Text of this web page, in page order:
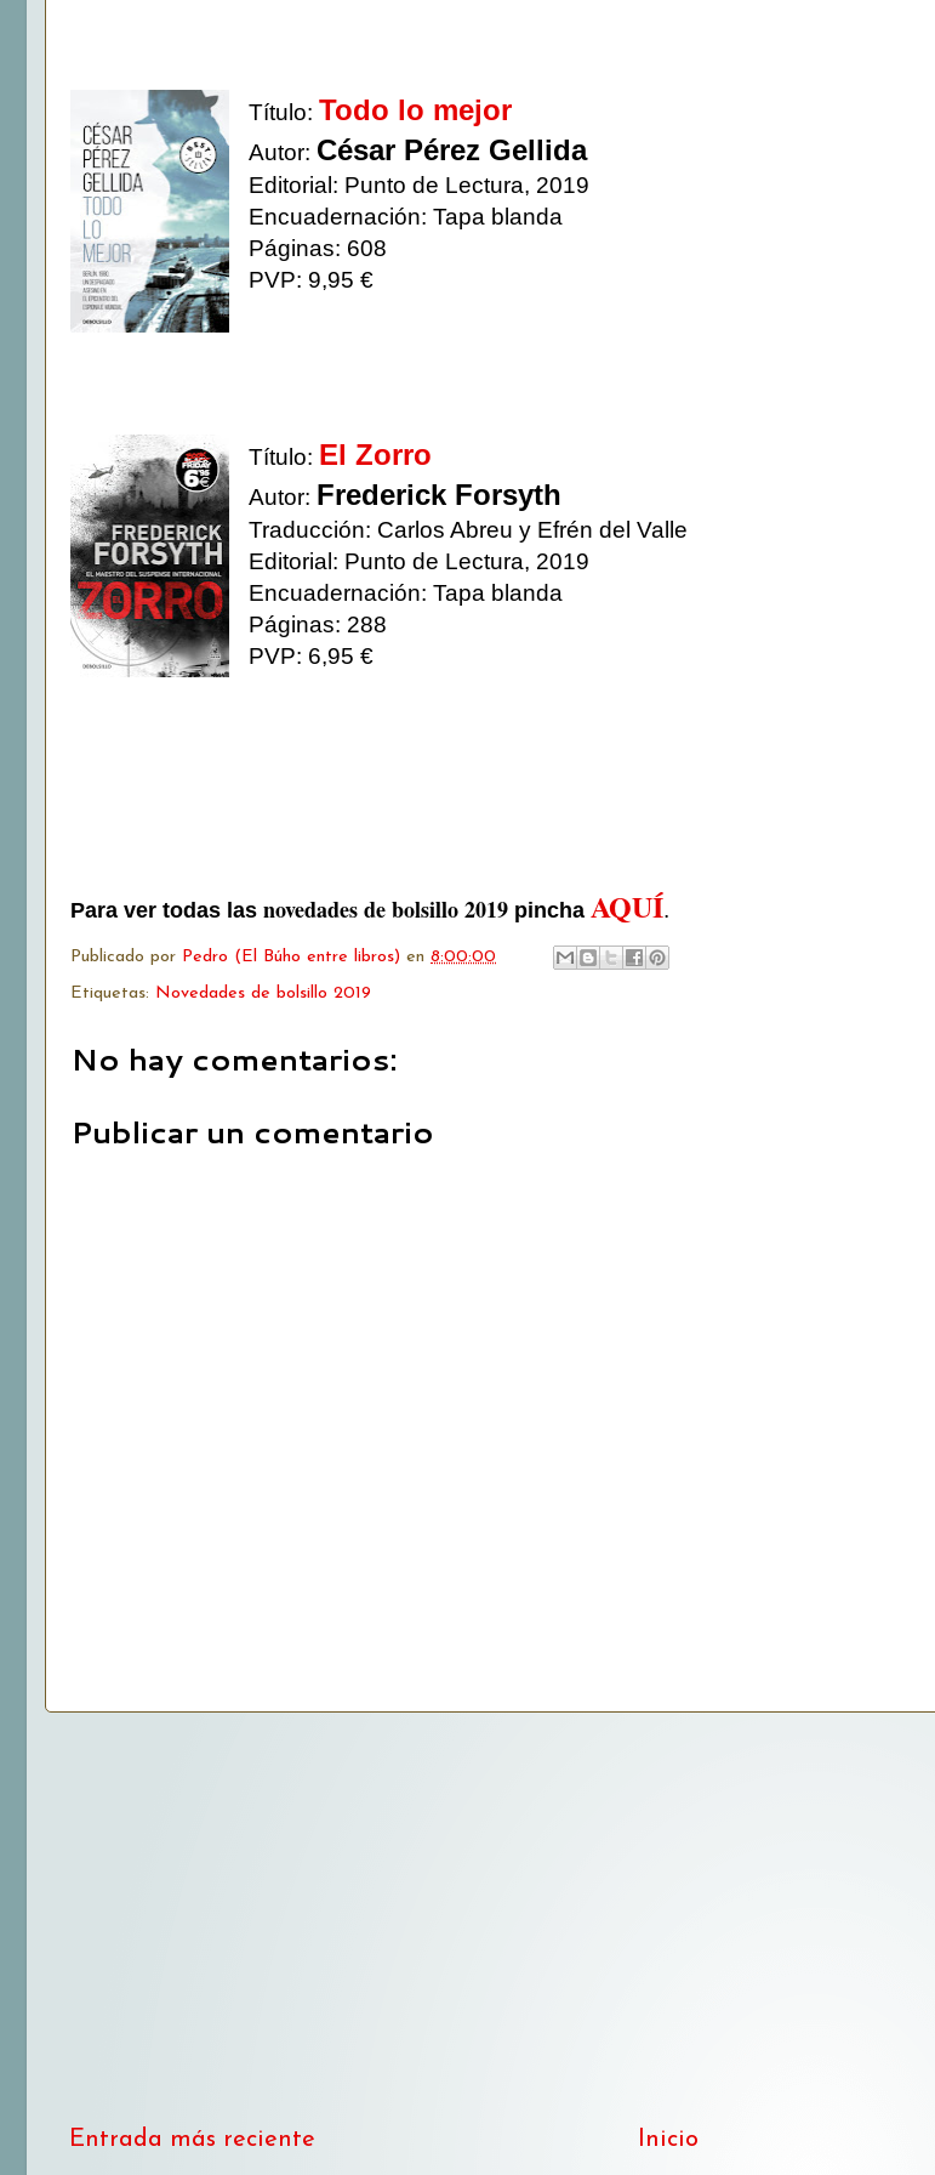
Título: Todo lo mejor
Autor: César Pérez Gellida
Editorial: Punto de Lectura, 2019
Encuadernación: Tapa blanda
Páginas: 608
PVP: 9,95 €
Título: El Zorro
Autor: Frederick Forsyth
Traducción: Carlos Abreu y Efrén del Valle
Editorial: Punto de Lectura, 2019
Encuadernación: Tapa blanda
Páginas: 288
PVP: 6,95 €
Para ver todas las novedades de bolsillo 2019 pincha AQUÍ.
Publicado por Pedro (El Búho entre libros) en 8:00:00
Etiquetas: Novedades de bolsillo 2019
No hay comentarios:
Publicar un comentario
Entrada más reciente Inicio